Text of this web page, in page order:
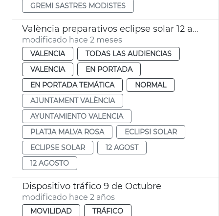
GREMI SASTRES MODISTES
València preparativos eclipse solar 12 agosto
modificado hace 2 meses
VALENCIA
TODAS LAS AUDIENCIAS
VALENCIA
EN PORTADA
EN PORTADA TEMÁTICA
NORMAL
AJUNTAMENT VALÈNCIA
AYUNTAMIENTO VALENCIA
PLATJA MALVA ROSA
ECLIPSI SOLAR
ECLIPSE SOLAR
12 AGOST
12 AGOSTO
Dispositivo tráfico 9 de Octubre
modificado hace 2 años
MOVILIDAD
TRÁFICO